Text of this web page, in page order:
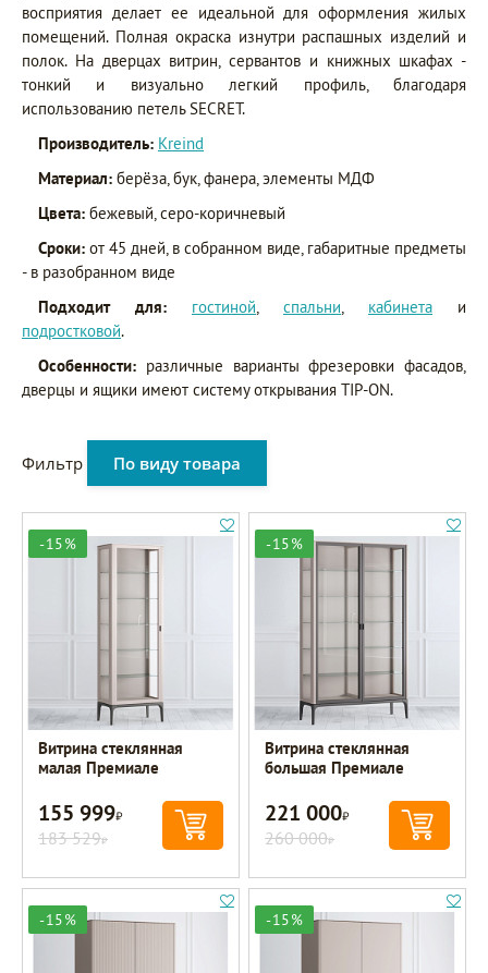
восприятия делает ее идеальной для оформления жилых
помещений. Полная окраска изнутри распашных изделий и
полок. На дверцах витрин, сервантов и книжных шкафах -
тонкий и визуально легкий профиль, благодаря
использованию петель SECRET.
Производитель: Kreind
Материал: берёза, бук, фанера, элементы МДФ
Цвета: бежевый, серо-коричневый
Сроки: от 45 дней, в собранном виде, габаритные предметы
- в разобранном виде
Подходит для:
гостиной спальни кабинета и
подростковой.
Особенности: различные варианты фрезеровки фасадов,
дверцы и ящики имеют систему открывания TIP-ON.
Фильтр По виду товара
-15%
Витрина стеклянная
малая Премиале
155 999Р
183 529Р
-15%
Витрина стеклянная
большая Премиале
221 000Р
260 000Р
-15% -15%